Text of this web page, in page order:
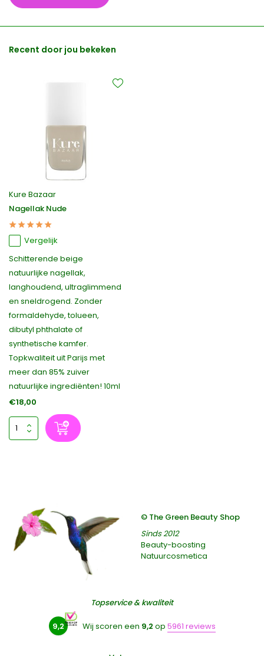
Recent door jou bekeken
Kure Bazaar
Nagellak Nude
Vergelijk
Schitterende beige
natuurlijke nagellak,
langhoudend, ultraglimmend
en sneldrogend. Zonder
formaldehyde, tolueen,
dibutyl phthalate of
synthetische kamfer.
Topkwaliteit uit Parijs met
meer dan 85% zuiver
natuurlijke ingrediënten! 10ml
€18,00
© The Green Beauty Shop
Sinds 2012
Beauty-boosting
Natuurcosmetica
Topservice & kwaliteit
9,2 Wij scoren een 9,2 op 5961 reviews